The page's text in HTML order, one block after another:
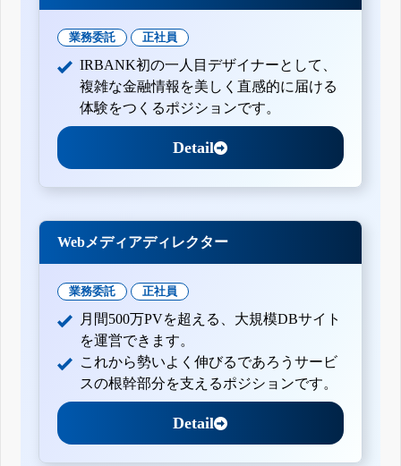
業務委託 正社員
IRBANK初の一人目デザイナーとして、
複雑な金融情報を美しく直感的に届ける
体験をつくるポジションです。
Detail
Webメディアディレクター
業務委託 正社員
月間500万PVを超える、大規模DBサイト
を運営できます。
これから勢いよく伸びるであろうサービ
スの根幹部分を支えるポジションです。
Detail